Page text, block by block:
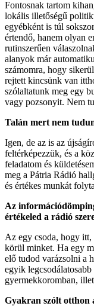
Fontosnak tartom
lokális illetőségű
egyébként is túl
értendő, hanem olyan
rutinszerűen
alanyok már
számomra, hogy
rejtett kincsünk van
szólaltatunk meg egy
vagy pozsonyit. Nem
Talán mert nem
Igen, de az is az
feltérképezzük, és a
feladatom és
meg a Pátria Rádió
és értékes munkát
Az
értékeled a rádió
Az egy csoda, hogy
körül minket. Ha egy
elő tudod varázsolni a
egyik
gyermekkoromban,
Gyakran szólt otthon